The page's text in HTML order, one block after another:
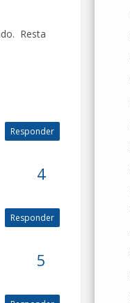
Resta
Responder
Responder